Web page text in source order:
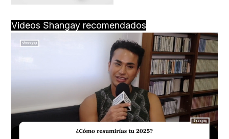
Videos Shangay recomendados